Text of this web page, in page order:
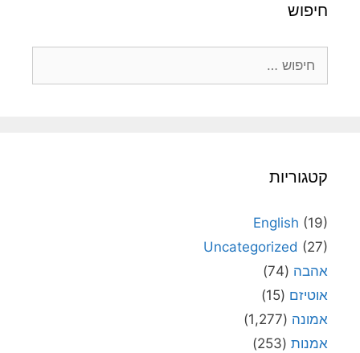
חיפוש
קטגוריות
English (19)
Uncategorized (27)
אהבה (74)
אוטיזם (15)
אמונה (1,277)
אמנות (253)